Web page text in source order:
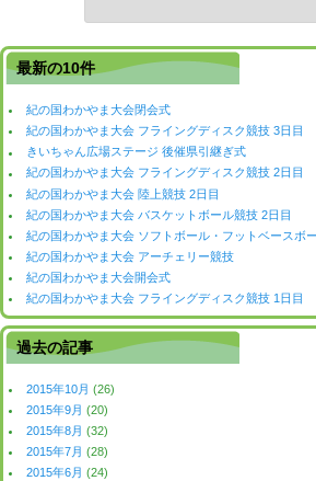
最新の10件
紀の国わかやま大会閉会式
紀の国わかやま大会 フライングディスク競技 3日目
きいちゃん広場ステージ 後催県引継ぎ式
紀の国わかやま大会 フライングディスク競技 2日目
紀の国わかやま大会 陸上競技 2日目
紀の国わかやま大会 バスケットボール競技 2日目
紀の国わかやま大会 ソフトボール・フットベースボ
紀の国わかやま大会 アーチェリー競技
紀の国わかやま大会開会式
紀の国わかやま大会 フライングディスク競技 1日目
過去の記事
2015年10月 (26)
2015年9月 (20)
2015年8月 (32)
2015年7月 (28)
2015年6月 (24)